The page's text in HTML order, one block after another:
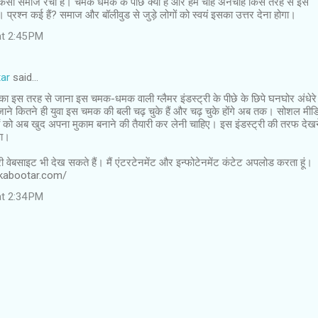
प्रश्न कई हैं? समाज और बॉलीवुड से जुड़े लोगों को स्वयं इसका उत्तर देना होगा।
2:45 PM
said…
इस तरह से जाना इस चमक-धमक वाली ग्लैमर इंडस्ट्री के पीछे के छिपे घनघोर
कितने ही युवा इस चमक की बली चढ़ चुके हैं और चढ़ चुके होंगे अब तक। सोशल
अब खुद अपना मुकाम बनाने की तैयारी कर लेनी चाहिए। इस इंडस्ट्री की तरफ
वेबसाइट भी देख सकते हैं। मैं एंटरटेनमेंट और इन्फोटेनमेंट कंटेट अपलोड करता हूं।
2:34 PM